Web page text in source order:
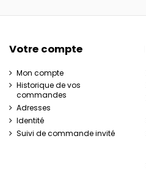
Votre compte
Mon compte
Historique de vos
commandes
Adresses
Identité
Suivi de commande invité